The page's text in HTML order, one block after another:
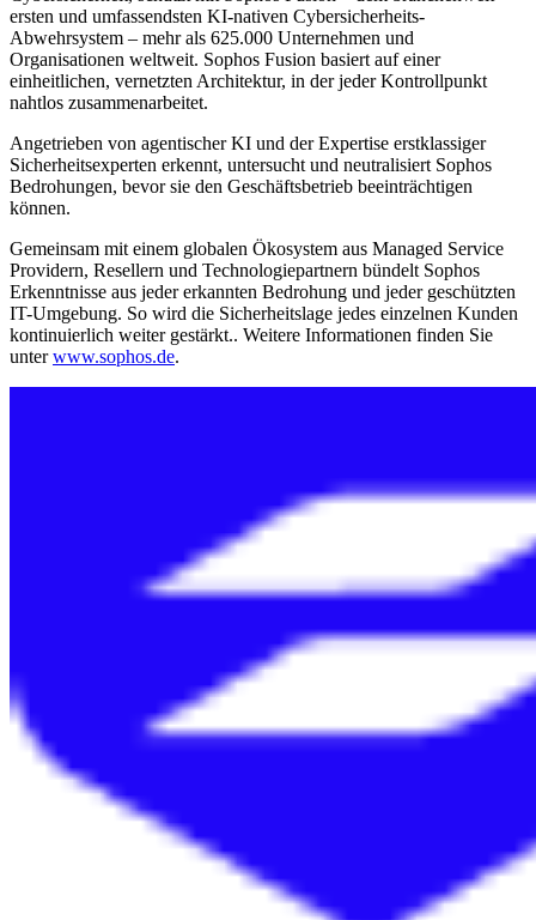
ersten und umfassendsten KI-nativen Cybersicherheits-
Abwehrsystem – mehr als 625.000 Unternehmen und
Organisationen weltweit. Sophos Fusion basiert auf einer
einheitlichen, vernetzten Architektur, in der jeder Kontrollpunkt
nahtlos zusammenarbeitet.
Angetrieben von agentischer KI und der Expertise erstklassiger
Sicherheitsexperten erkennt, untersucht und neutralisiert Sophos
Bedrohungen, bevor sie den Geschäftsbetrieb beeinträchtigen
können.
Gemeinsam mit einem globalen Ökosystem aus Managed Service
Providern, Resellern und Technologiepartnern bündelt Sophos
Erkenntnisse aus jeder erkannten Bedrohung und jeder geschützten
IT-Umgebung. So wird die Sicherheitslage jedes einzelnen Kunden
kontinuierlich weiter gestärkt.. Weitere Informationen finden Sie
unterwww.sophos.de.